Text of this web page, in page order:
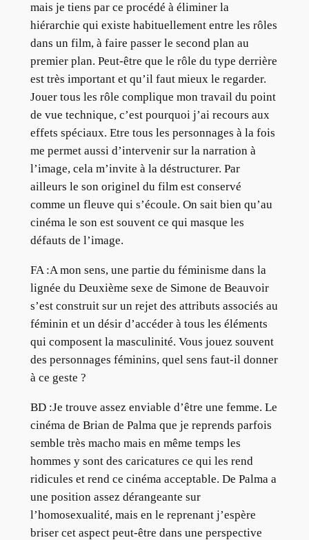
mais je tiens par ce procédé à éliminer la
hiérarchie qui existe habituellement entre les rôles
dans un film, à faire passer le second plan au
premier plan. Peut-être que le rôle du type derrière
est très important et qu’il faut mieux le regarder.
Jouer tous les rôle complique mon travail du point
de vue technique, c’est pourquoi j’ai recours aux
effets spéciaux. Etre tous les personnages à la fois
me permet aussi d’intervenir sur la narration à
l’image, cela m’invite à la déstructurer. Par
ailleurs le son originel du film est conservé
comme un fleuve qui s’écoule. On sait bien qu’au
cinéma le son est souvent ce qui masque les
défauts de l’image.
FA :A mon sens, une partie du féminisme dans la
lignée du Deuxième sexe de Simone de Beauvoir
s’est construit sur un rejet des attributs associés au
féminin et un désir d’accéder à tous les éléments
qui composent la masculinité. Vous jouez souvent
des personnages féminins, quel sens faut-il donner
à ce geste ?
BD :Je trouve assez enviable d’être une femme. Le
cinéma de Brian de Palma que je reprends parfois
semble très macho mais en même temps les
hommes y sont des caricatures ce qui les rend
ridicules et rend ce cinéma acceptable. De Palma a
une position assez dérangeante sur
l’homosexualité, mais en le reprenant j’espère
briser cet aspect peut-être dans une perspective